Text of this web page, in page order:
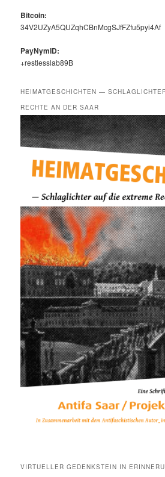
Bit­coin:
34V2UZyA5QUZqhCBnMcgSJfFZfu5pyi4Af
PayNymID:
+restlesslab89B
HEIMATGESCHICHTEN —
RECHTE AN DER SAAR
VIRTUELLER GEDENKSTEIN IN